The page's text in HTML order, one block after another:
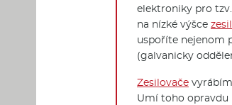
elektroniky pro
na nízké výšce
uspoříte nejenom
(galvanicky
Zesilovače
Umí toho opravdu